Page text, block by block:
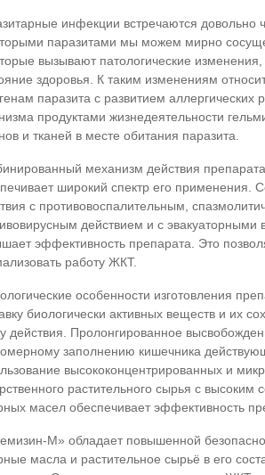
инфекции встречаются довольно
паразитами мы можем мирно
вызывают патологические
здоровья. К таким изменениям
паразита с развитием аллергических
продуктами жизнедеятельности
и тканей в месте обитания паразита.
механизм действия
широкий спектр его применения.
с противовоспалительным,
действием и с эвакуаторными
эффективность препарата. Это
работу ЖКТ.
особенности изготовления
биологически активных веществ и их
действия. Пролонгированное
заполнению кишечника
высококонцентрированных и
растительного сырья с
масел обеспечивает эффективность
М» обладает повышенной
масла и растительное сырьё в его